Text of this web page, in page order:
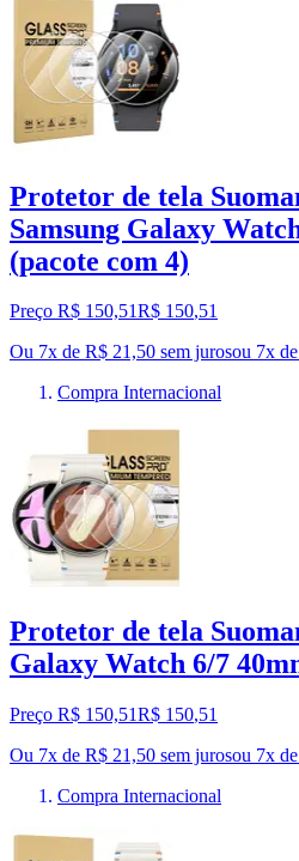
Protetor de tela
Samsung Galaxy
(pacote com 4)
Preço R$ 150,51R$ 150,51
Ou 7x de R$ 21,50 sem jurosou 7x de
Compra Internacional
Protetor de tela
Galaxy Watch 6/7
Preço R$ 150,51R$ 150,51
Ou 7x de R$ 21,50 sem jurosou 7x de
Compra Internacional